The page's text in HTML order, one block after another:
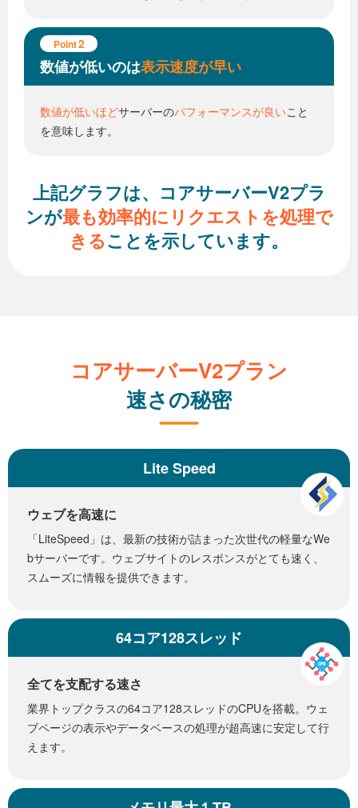
Point2
数値が低いのは表示速度が早い
数値が低いほどサーバーのパフォーマンスが良いこと
を意味します。
上記グラフは、コアサーバーV2プラ
ンが最も効率的に リクエストを処理で
きることを示しています。
コアサーバーV2プラン
速さの秘密
Lite Speed
ウェブを高速に
「LiteSpeed」は、最新の技術が詰まった次世代の軽量なWe
bサーバーです。ウェブサイトのレスポンスがとても速く、
スムーズに情報を提供できます。
64コア128スレッド
全てを支配する速さ
業界トップクラスの64コア128スレッドのCPUを搭載。ウェ
ブページの表示やデータベースの処理が超高速に安定して行
えます。